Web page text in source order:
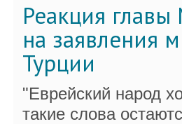
Реакция
на заявления
Турции
"Еврейский народ
такие слова